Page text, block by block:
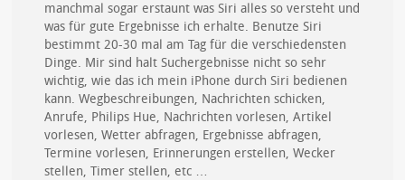
manchmal sogar erstaunt was Siri alles so versteht und
was für gute Ergebnisse ich erhalte. Benutze Siri
bestimmt 20-30 mal am Tag für die verschiedensten
Dinge. Mir sind halt Suchergebnisse nicht so sehr
wichtig, wie das ich mein iPhone durch Siri bedienen
kann. Wegbeschreibungen, Nachrichten schicken,
Anrufe, Philips Hue, Nachrichten vorlesen, Artikel
vorlesen, Wetter abfragen, Ergebnisse abfragen,
Termine vorlesen, Erinnerungen erstellen, Wecker
stellen, Timer stellen, etc …